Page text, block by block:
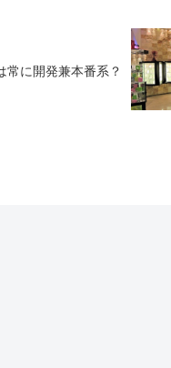
常に開発兼本番系？